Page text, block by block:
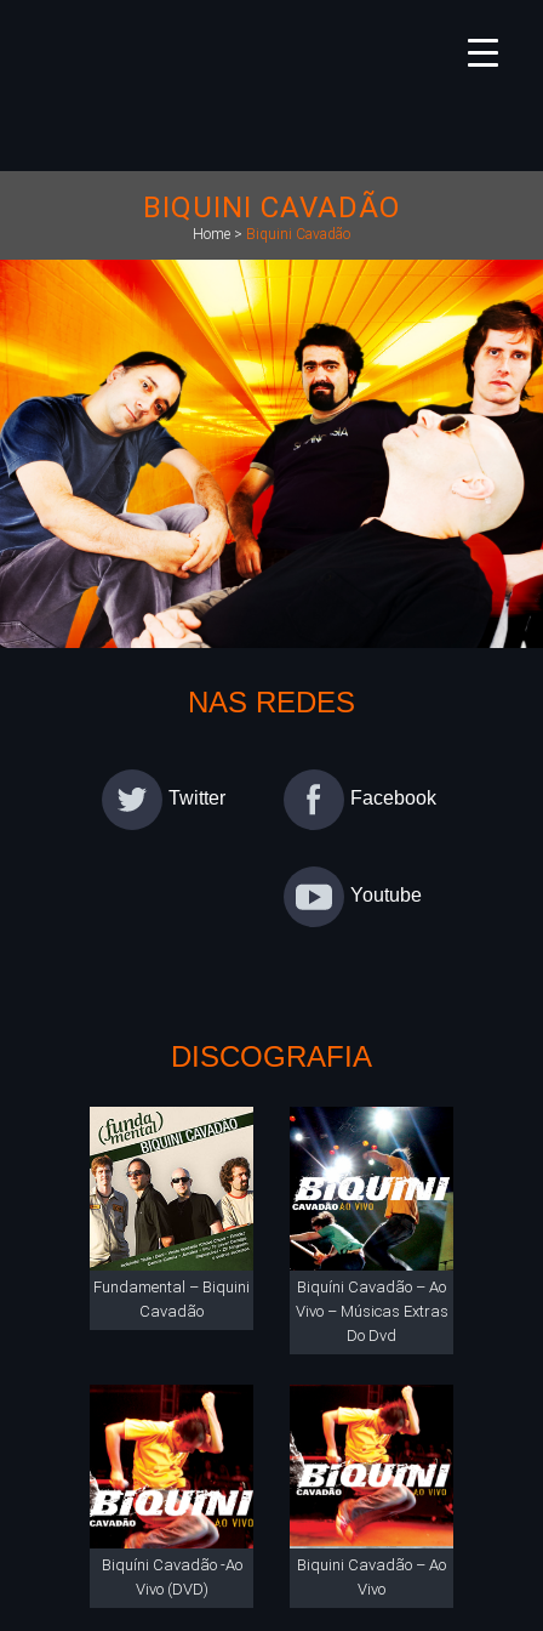
BIQUINI CAVADÃO
Home > Biquini Cavadão
2452
NAS REDES
Twitter Facebook
Youtube
DISCOGRAFIA
Fundamental – Biquini
Cavadão
Biquíni Cavadão – Ao
Vivo – Músicas Extras
Do Dvd
Biquíni Cavadão -Ao
Vivo (DVD)
Biquini Cavadão – Ao
Vivo